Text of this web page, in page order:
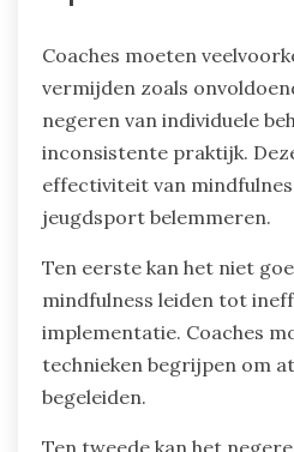
jonge atleten beter kunnen
gerelateerde aan
rollenspellen cultiveert
mindfulness-technieken in
omgevingen oefenen.
niet alleen mentale
aan, die essentieel zijn
Welke
moeten coaches